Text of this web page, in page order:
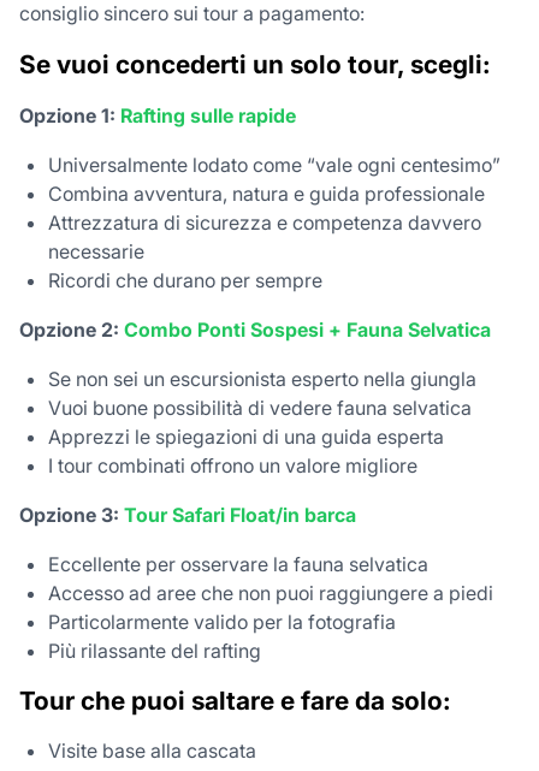
consiglio sincero sui tour a pagamento:
Se vuoi concederti un solo tour, scegli:
Opzione 1: Rafting sulle rapide
Universalmente lodato come “vale ogni centesimo”
Combina avventura, natura e guida professionale
Attrezzatura di sicurezza e competenza davvero
necessarie
Ricordi che durano per sempre
Opzione 2: Combo Ponti Sospesi + Fauna Selvatica
Se non sei un escursionista esperto nella giungla
Vuoi buone possibilità di vedere fauna selvatica
Apprezzi le spiegazioni di una guida esperta
I tour combinati offrono un valore migliore
Opzione 3: Tour Safari Float/in barca
Eccellente per osservare la fauna selvatica
Accesso ad aree che non puoi raggiungere a piedi
Particolarmente valido per la fotografia
Più rilassante del rafting
Tour che puoi saltare e fare da solo:
Visite base alla cascata